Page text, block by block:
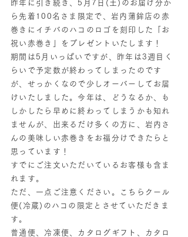
昨年に引き続き、5月7日(土)のお届け分か
ら先着100名さま限定で、岩内蒲鉾店の赤
巻きにイチバのハコのロゴを刻印した「お
祝い赤巻き」をプレゼントいたします！
期間は5月いっぱいですが、昨年は3週目く
らいで予定数が終わってしまったのです
が、せっかくなので少しオーバーしてお届
けいたしました。今年は、どうなるか、も
しかしたら早めに終わってしまうかも知れ
ませんが、出来るだけ多くの方に、岩内さ
んの美味しい赤巻きをお福分けできたらと
思っています！
すでにご注文いただいているお客様も含ま
れます。
ただ、一点ご注意ください。こちらクール
便(冷蔵)のハコの限定とさせていただきま
す。
普通便、冷凍便、カタログギフト、カタロ